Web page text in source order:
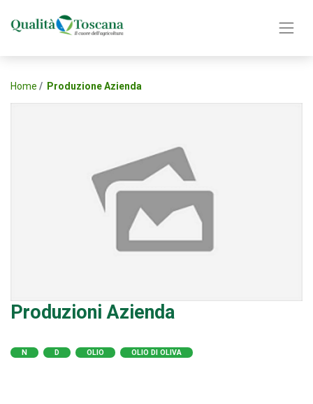
Home Produzione Azienda
Produzioni Azienda
N D OLIO OLIO DI OLIVA